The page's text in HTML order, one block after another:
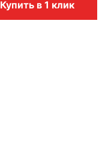
Купить в 1 клик